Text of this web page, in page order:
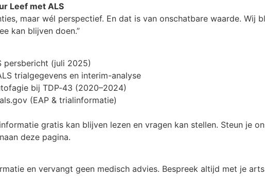
Leef met ALS
maar wél perspectief. En dat is van onschatbare waarde.
kan blijven doen.”
persbericht (juli 2025)
trialgegevens en interim-analyse
bij TDP‑43 (2020–2024)
(EAP & trialinformatie)
gratis kan blijven lezen en vragen kan stellen. Steun je
deze pagina.
en vervangt geen medisch advies. Bespreek altijd met je